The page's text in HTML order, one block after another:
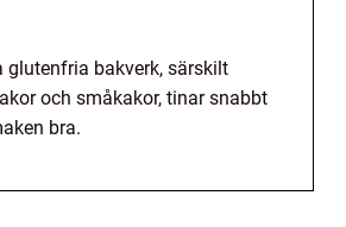
glutenfria bakverk, särskilt
och småkakor, tinar snabbt
bra.